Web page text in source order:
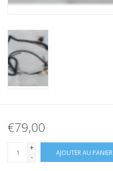
€79,00
+
-
AJOUTER AU PANIER